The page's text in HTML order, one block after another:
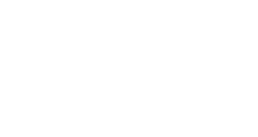
のラインナップが一挙発表